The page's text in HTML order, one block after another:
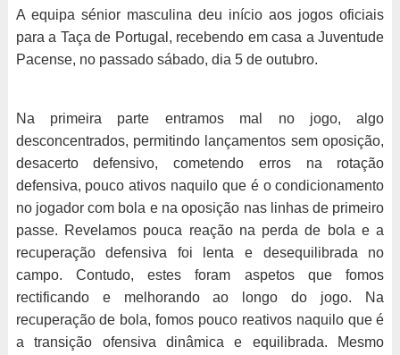
A equipa sénior masculina deu início aos jogos oficiais
para a Taça de Portugal, recebendo em casa a Juventude
Pacense, no passado sábado, dia 5 de outubro.
Na primeira parte entramos mal no jogo, algo
desconcentrados, permitindo lançamentos sem oposição,
desacerto defensivo, cometendo erros na rotação
defensiva, pouco ativos naquilo que é o condicionamento
no jogador com bola e na oposição nas linhas de primeiro
passe. Revelamos pouca reação na perda de bola e a
recuperação defensiva foi lenta e desequilibrada no
campo. Contudo, estes foram aspetos que fomos
rectificando e melhorando ao longo do jogo. Na
recuperação de bola, fomos pouco reativos naquilo que é
a transição ofensiva dinâmica e equilibrada. Mesmo